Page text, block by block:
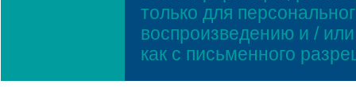
только для
воспроизведению и /
как с письменного